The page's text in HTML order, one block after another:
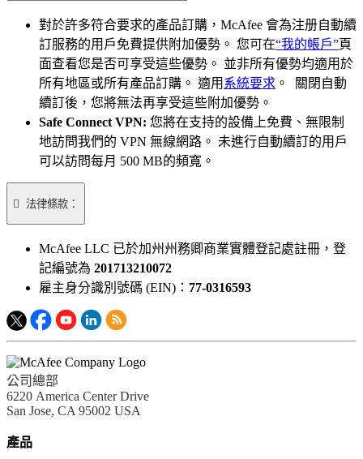
對於許多符合要求的產品訂購，McAfee 會為注册自動續
訂服務的用戶免費提供附加優勢。 您可在“我的帳戶”頁
面查看您是否可享受這些優勢。 並非所有優勢均適用於
所有地區或所有產品訂購。 適用 系統要求 。 關閉自動
續訂後，您將無法再享受這些附加優勢。
Safe Connect VPN: 您將在支持的設備上免費、無限制
地訪問我們的 VPN 無線網路。 未進行自動續訂的用戶
可以訪問每月 500 MB的頻寬。
 法律條款：
McAfee LLC 已於加州州務卿商業實體登記處註冊，登
記編號為 201713210072
雇主身分識別號碼 (EIN)： 77-0316593
公司總部
6220 America Center Drive
San Jose, CA 95002 USA
產品